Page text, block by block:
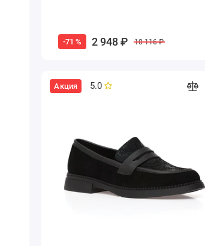
-71 % 2 948 ₽ 10 116 ₽
Акция 5.0